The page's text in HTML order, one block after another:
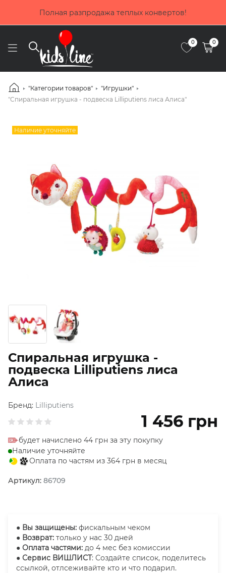
частями от Приватбанка
0 0
"Категории товаров"
"Игрушки"
"Спиральная игрушка - подвеска Lilliputiens лиса Алиса"
Наличие уточняйте
Спиральная игрушка -
подвеска Lilliputiens лиса
Алиса
Бренд: Lilliputiens
1 456 грн
будет начислено 44 грн за эту покупку
Наличие уточняйте
Оплата по частям из 364 грн в месяц
Артикул: 86709
● Вы защищены: фискальным чеком
● Возврат: только у нас 30 дней
● Оплата частями: до 4 мес без комиссии
● Сервис ВИШЛИСТ: Создайте список, поделитесь
ссылкой, отлсеживайте кто и что подарил.